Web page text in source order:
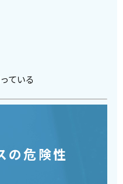
ている
の危険性